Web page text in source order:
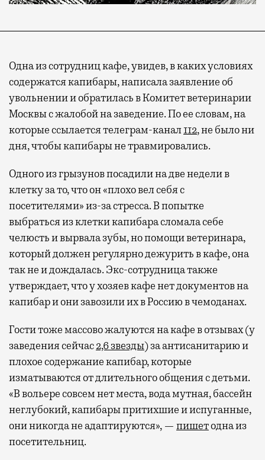
Одна из сотрудниц кафе, увидев, в каких условиях
содержатся капибары, написала заявление об
увольнении и обратилась в Комитет ветеринарии
Москвы с жалобой на заведение. По ее словам, на
которые ссылается телеграм-канал112, не было ни
дня, чтобы капибары не травмировались.
Одного из грызунов посадили на две недели в
клетку за то, что он «плохо вел себя с
посетителями» из-за стресса. В попытке
выбраться из клетки капибара сломала себе
челюсть и вырвала зубы, но помощи ветеринара,
который должен регулярно дежурить в кафе, она
так не и дождалась. Экс-сотрудница также
утверждает, что у хозяев кафе нет документов на
капибар и они завозили их в Россию в чемоданах.
Гости тоже массово жалуются на кафе в отзывах (у
заведения сейчас2,6 звезды) за антисанитарию и
плохое содержание капибар, которые
изматываются от длительного общения с детьми.
«В вольере совсем нет места, вода мутная, бассейн
неглубокий, капибары притихшие и испуганные,
они никогда не адаптируются», — пишетодна из
посетительниц.